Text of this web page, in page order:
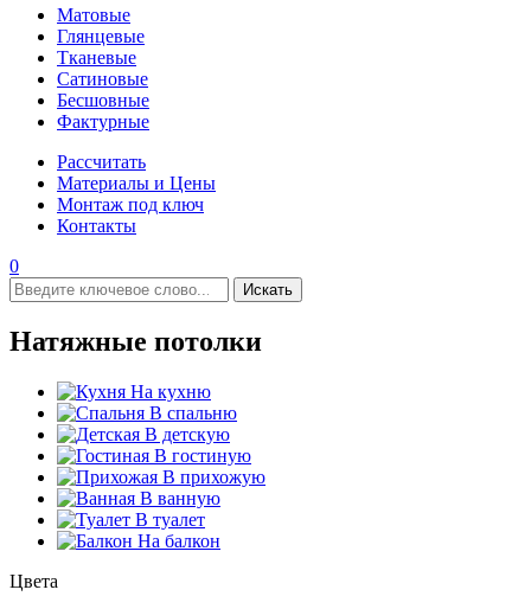
Матовые
Глянцевые
Тканевые
Сатиновые
Бесшовные
Фактурные
Рассчитать
Материалы и Цены
Монтаж под ключ
Контакты
0
Искать
Натяжные потолки
На кухню
В спальню
В детскую
В гостиную
В прихожую
В ванную
В туалет
На балкон
Цвета